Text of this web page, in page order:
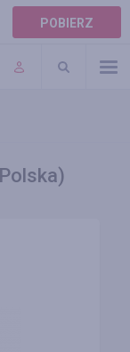
POBIERZ